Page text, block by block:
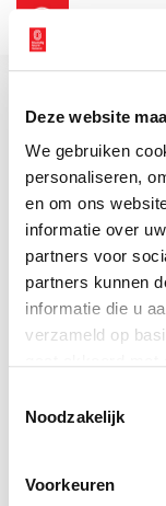
Deze website
We gebruiken
personaliseren,
en om ons
informatie over
partners voor
partners kunnen
informatie die u
verzameld op
Noodzakelijk
Voorkeuren